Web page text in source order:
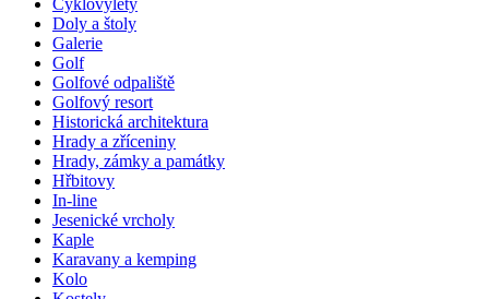
Cyklovýlety
Doly a štoly
Galerie
Golf
Golfové odpaliště
Golfový resort
Historická architektura
Hrady a zříceniny
Hrady, zámky a památky
Hřbitovy
In-line
Jesenické vrcholy
Kaple
Karavany a kemping
Kolo